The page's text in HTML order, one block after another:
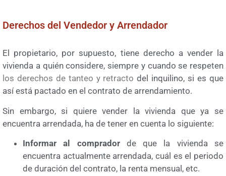
Derechos del Vendedor y Arrendador
El propietario, por supuesto, tiene derecho a vender la
vivienda a quién considere, siempre y cuando se respeten
los derechos de tanteo y retracto del inquilino, si es que
así está pactado en el contrato de arrendamiento.
Sin embargo, si quiere vender la vivienda que ya se
encuentra arrendada, ha de tener en cuenta lo siguiente:
Informar al compradorde que la vivienda se
encuentra actualmente arrendada, cuál es el periodo
de duración del contrato, la renta mensual, etc.